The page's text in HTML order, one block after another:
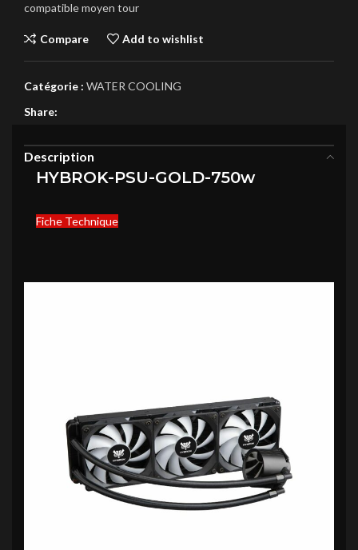
compatible moyen tour
Compare Add to wishlist
Catégorie : WATER COOLING
Share:
Description
HYBROK-PSU-GOLD-750w
Fiche Technique